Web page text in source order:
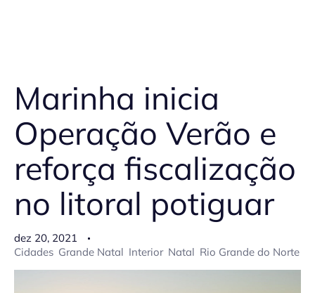
Marinha inicia
Operação Verão e
reforça fiscalização
no litoral potiguar
dez 20, 2021
Cidades Grande Natal Interior Natal Rio Grande do Norte